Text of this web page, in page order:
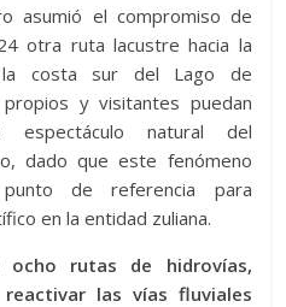
asumió el compromiso de
otra ruta lacustre hacia la
costa sur del Lago de
y visitantes puedan
espectáculo natural del
dado que este fenómeno
de referencia para
en la entidad zuliana.
rutas de hidrovías,
las vías fluviales